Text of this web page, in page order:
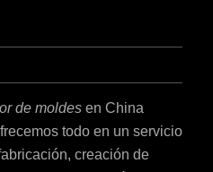
de moldesen China
todo en un servicio
creación de